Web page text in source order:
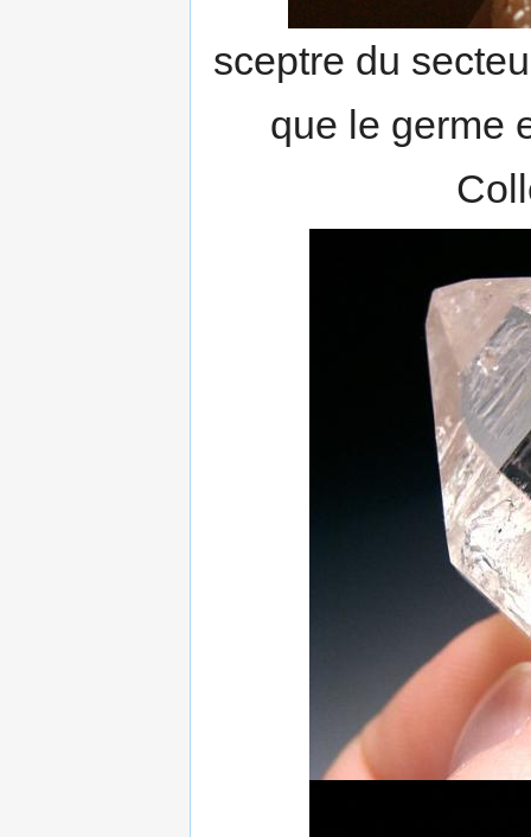
sceptre du
que le germe